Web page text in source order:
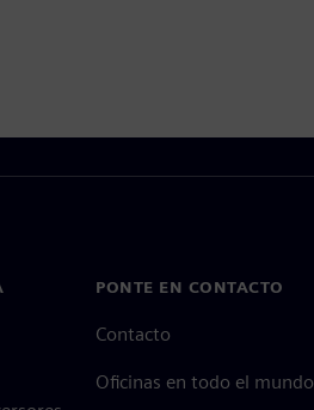
PONTE EN CONTACTO
Contacto
Oficinas en todo el mundo